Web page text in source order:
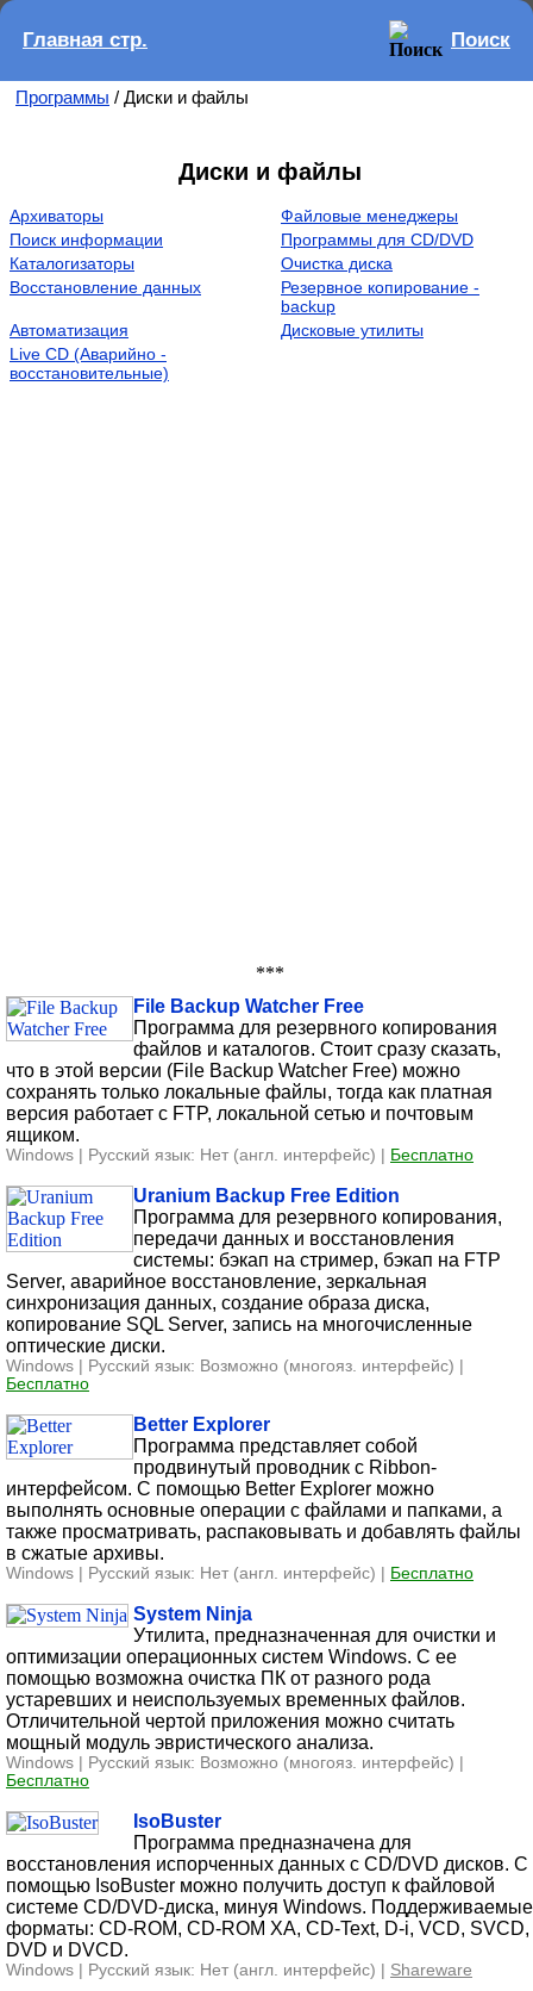
Главная стр. Поиск
Программы / Диски и файлы
Диски и файлы
Архиваторы
Файловые менеджеры
Поиск информации
Программы для CD/DVD
Каталогизаторы
Очистка диска
Восстановление данных
Резервное копирование -
backup
Автоматизация
Дисковые утилиты
Live CD (Аварийно -
восстановительные)
***
File Backup Watcher Free
Программа для резервного копирования
файлов и каталогов. Стоит сразу сказать,
что в этой версии (File Backup Watcher Free) можно
сохранять только локальные файлы, тогда как платная
версия работает с FTP, локальной сетью и почтовым
ящиком.
Windows | Русский язык: Нет (англ. интерфейс) | Бесплатно
Uranium Backup Free Edition
Программа для резервного копирования,
передачи данных и восстановления
системы: бэкап на стример, бэкап на FTP
Server, аварийное восстановление, зеркальная
синхронизация данных, создание образа диска,
копирование SQL Server, запись на многочисленные
оптические диски.
Windows | Русский язык: Возможно (многояз. интерфейс) |
Бесплатно
Better Explorer
Программа представляет собой
продвинутый проводник с Ribbon-
интерфейсом. С помощью Better Explorer можно
выполнять основные операции с файлами и папками, а
также просматривать, распаковывать и добавлять файлы
в сжатые архивы.
Windows | Русский язык: Нет (англ. интерфейс) | Бесплатно
System Ninja
Утилита, предназначенная для очистки и
оптимизации операционных систем Windows. С ее
помощью возможна очистка ПК от разного рода
устаревших и неиспользуемых временных файлов.
Отличительной чертой приложения можно считать
мощный модуль эвристического анализа.
Windows | Русский язык: Возможно (многояз. интерфейс) |
Бесплатно
IsoBuster
Программа предназначена для
восстановления испорченных данных с CD/DVD дисков. С
помощью IsoBuster можно получить доступ к файловой
системе CD/DVD-диска, минуя Windows. Поддерживаемые
форматы: CD-ROM, CD-ROM XA, CD-Text, D-i, VCD, SVCD,
DVD и DVCD.
Windows | Русский язык: Нет (англ. интерфейс) | Shareware